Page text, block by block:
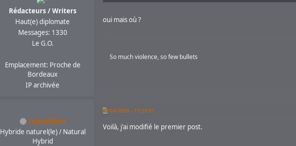
Rédacteurs / Writers
Haut(e) diplomate
Messages: 1330
Le G.O.
Emplacement: Proche de
Bordeaux
IP archivée
oui mais où ?
So much violence, so few bullets
rcpreiben
Hybride naturel(le) / Natural
Hybrid
30/04/2009 - 11:23:01
Voilà, j'ai modifié le premier post.